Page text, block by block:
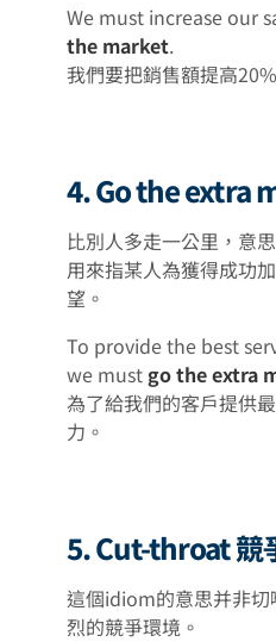
We must increase our
the market.
我們要把銷售額提高
4. Go the extra
比別人多走一公里，意
用來指某人為獲得成功
望。
To provide the best
we must go the extra
為了給我們的客戶提供
力。
5. Cut-throat 競
這個idiom的意思并非
烈的競爭環境。